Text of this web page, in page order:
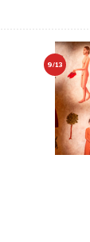
9/13